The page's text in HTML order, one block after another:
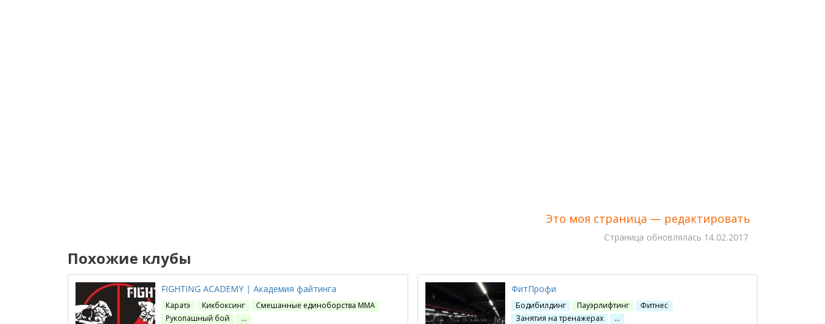
Это моя страница — редактировать
Cтраница обновлялась 14.02.2017
Похожие клубы
FIGHTING ACADEMY | Академия файтинга
Каратэ Кикбоксинг
Смешанные единоборства ММА
Рукопашный бой
…
ФитПрофи
Бодибилдинг Пауэрлифтинг
Фитнес
Занятия на тренажерах
…